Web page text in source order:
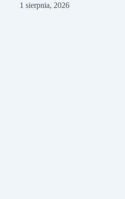
1 sierpnia, 2026